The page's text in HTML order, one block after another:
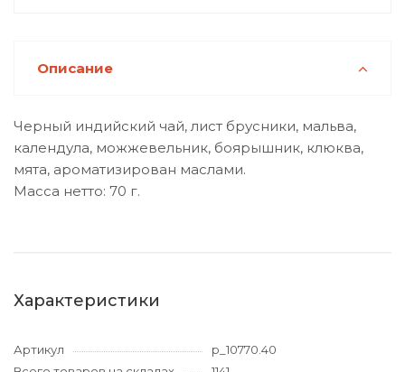
Описание
Черный индийский чай, лист брусники, мальва,
календула, можжевельник, боярышник, клюква,
мята, ароматизирован маслами.
Масса нетто: 70 г.
Характеристики
Артикул
p_10770.40